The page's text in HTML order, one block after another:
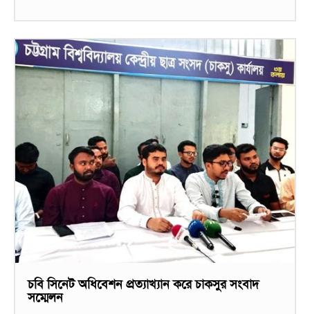
চবি সিনেট অধিবেশন প্রত্যাখ্যান করে চাকসুর সংবাদ
সম্মেলন